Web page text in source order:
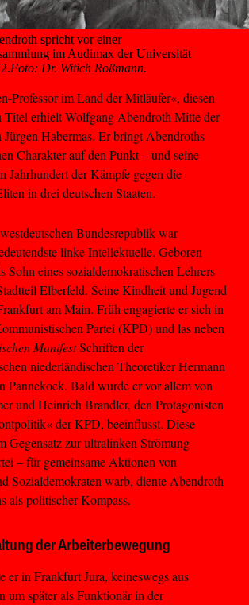
spricht vor einer
im Audimax der Universität
Foto: Dr. Witich Roßmann.
Professor im Land der Mitläufer«, diesen
Titel erhielt Wolfgang Abendroth Mitte der
Jürgen Habermas. Er bringt Abendroths
Charakter auf den Punkt – und seine
Jahrhundert der Kämpfe gegen die
in drei deutschen Staaten.
Bundesrepublik war
linke Intellektuelle. Geboren
Sohn eines sozialdemokratischen Lehrers
Elberfeld. Seine Kindheit und Jugend
am Main. Früh engagierte er sich in
Partei (KPD) und las neben
ManifestSchriften der
niederländischen Theoretiker Hermann
Pannekoek. Bald wurde er vor allem von
und Heinrich Brandler, den Protagonisten
der KPD, beeinflusst. Diese
Gegensatz zur ultralinken Strömung
– für gemeinsame Aktionen von
Sozialdemokraten warb, diente Abendroth
als politischer Kompass.
der Arbeiterbewegung
er in Frankfurt Jura, keineswegs aus
um später als Funktionär in der